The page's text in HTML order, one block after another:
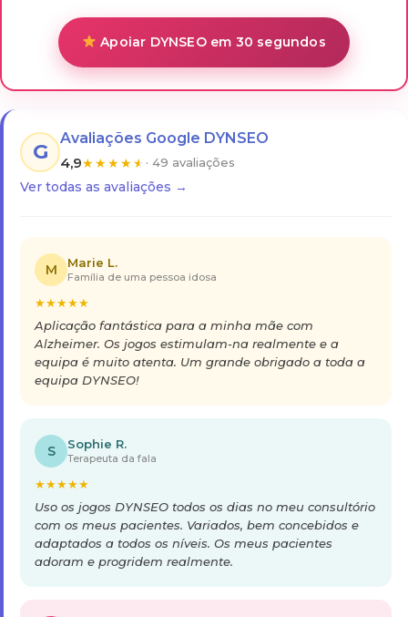
Apoiar DYNSEO em 30 segundos
G
Avaliações Google DYNSEO
4,9★★★★★ · 49 avaliações
Ver todas as avaliações →
M Marie L.
Família de uma pessoa idosa
★★★★★
Aplicação fantástica para a minha mãe com
Alzheimer. Os jogos estimulam-na realmente e a
equipa é muito atenta. Um grande obrigado a toda a
equipa DYNSEO!
S Sophie R.
Terapeuta da fala
★★★★★
Uso os jogos DYNSEO todos os dias no meu consultório
com os meus pacientes. Variados, bem concebidos e
adaptados a todos os níveis. Os meus pacientes
adoram e progridem realmente.